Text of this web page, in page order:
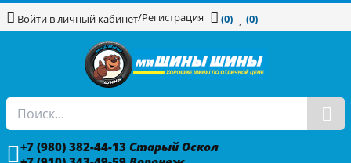
Войти в личный кабинет/Регистрация (0) (0)
+7 (980) 382-44-13 Старый Оскол